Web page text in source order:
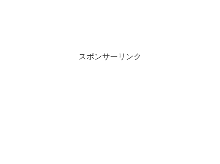
スポンサーリンク